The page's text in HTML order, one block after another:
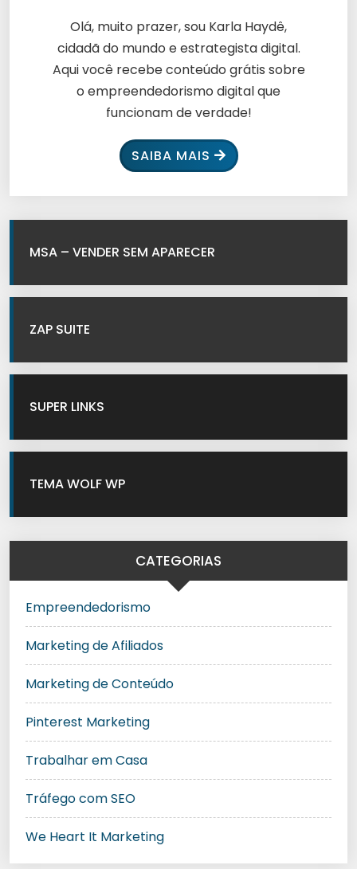
Olá, muito prazer, sou Karla Haydê,
cidadã do mundo e estrategista digital.
Aqui você recebe conteúdo grátis sobre
o empreendedorismo digital que
funcionam de verdade!
SAIBA MAIS
MSA – VENDER SEM APARECER
ZAP SUITE
SUPER LINKS
TEMA WOLF WP
CATEGORIAS
Empreendedorismo
Marketing de Afiliados
Marketing de Conteúdo
Pinterest Marketing
Trabalhar em Casa
Tráfego com SEO
We Heart It Marketing